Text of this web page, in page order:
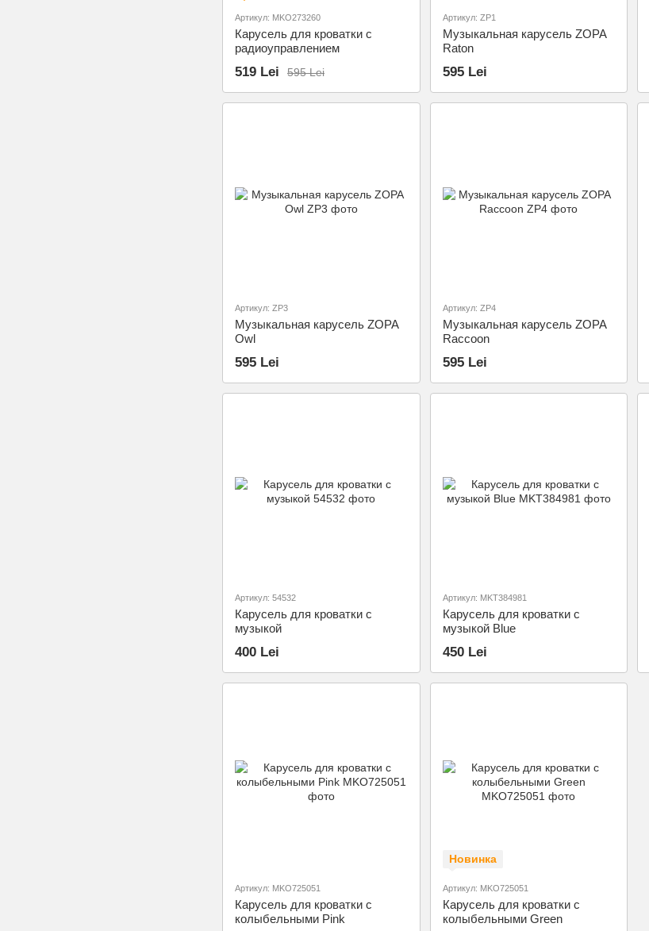
Артикул: MKO273260
Карусель для кроватки с
радиоуправлением
595 Lei
519 Lei
Артикул: ZP1
Музыкальная карусель ZOPA
Raton
595 Lei
Артикул: ZP3
Музыкальная карусель ZOPA
Owl
595 Lei
Артикул: ZP4
Музыкальная карусель ZOPA
Raccoon
595 Lei
Артикул: 54532
Карусель для кроватки с
музыкой
400 Lei
Артикул: MKT384981
Карусель для кроватки с
музыкой Blue
450 Lei
Артикул: MKO725051
Карусель для кроватки с
колыбельными Pink
Новинка
Артикул: MKO725051
Карусель для кроватки с
колыбельными Green